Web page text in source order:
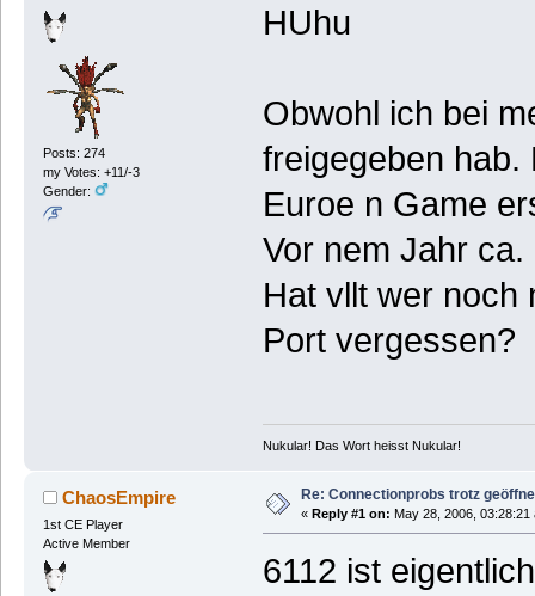
Posts: 274
my Votes: +11/-3
Gender:
HUhu
Obwohl ich bei
freigegeben hab.
Euroe n Game
Vor nem Jahr
Hat vllt wer noch
Port vergessen?
Nukular! Das Wort heisst Nukular!
ChaosEmpire
1st CE Player
Active Member
Re: Connectionprobs trotz
« Reply #1 on: May 28, 2006, 03:28:21
6112 ist